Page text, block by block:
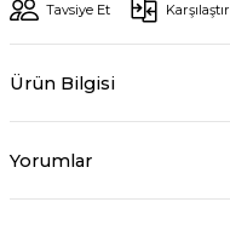
Tavsiye Et Karşılaştır
Ürün Bilgisi
Yorumlar